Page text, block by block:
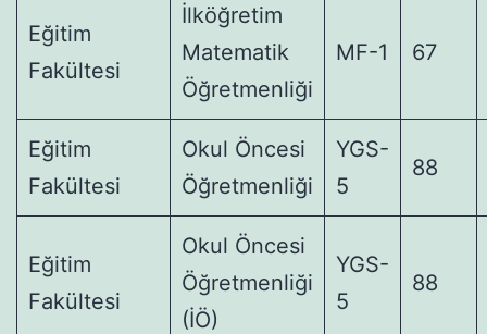
Eğitim
Fakültesi
İlköğretim
Matematik
Öğretmenliği
MF-1 67
Eğitim
Fakültesi
Okul Öncesi
Öğretmenliği
YGS-
5
88
Eğitim
Fakültesi
Okul Öncesi
Öğretmenliği
(İÖ)
YGS-
5
88